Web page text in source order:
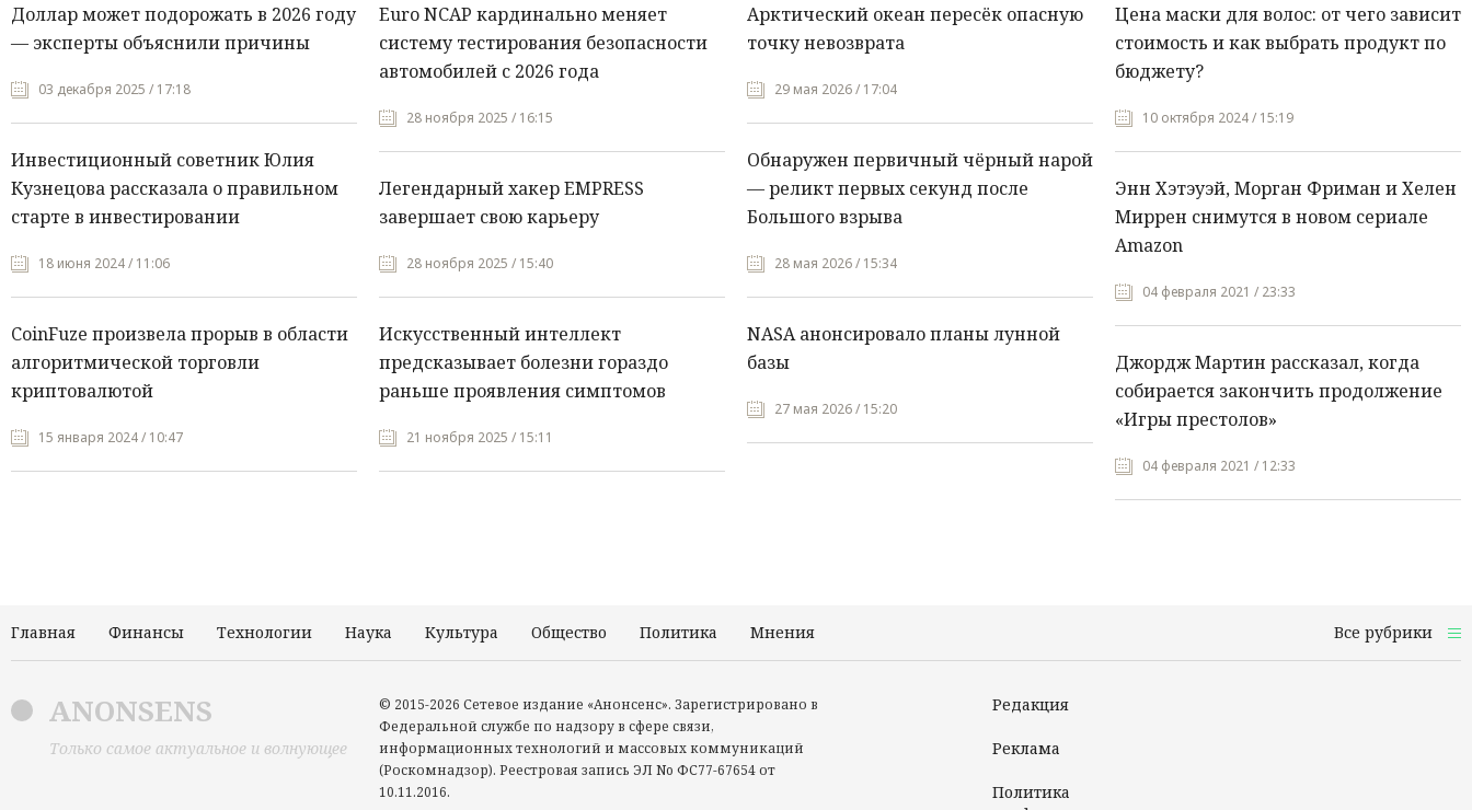
Доллар может подорожать в 2026 году
— эксперты объяснили причины
03 декабря 2025 / 17:18
Инвестиционный советник Юлия
Кузнецова рассказала о правильном
старте в инвестировании
18 июня 2024 / 11:06
CoinFuze произвела прорыв в области
алгоритмической торговли
криптовалютой
15 января 2024 / 10:47
Euro NCAP кардинально меняет
систему тестирования безопасности
автомобилей с 2026 года
28 ноября 2025 / 16:15
Легендарный хакер EMPRESS
завершает свою карьеру
28 ноября 2025 / 15:40
Искусственный интеллект
предсказывает болезни гораздо
раньше проявления симптомов
21 ноября 2025 / 15:11
Арктический океан пересёк опасную
точку невозврата
29 мая 2026 / 17:04
Обнаружен первичный чёрный нарой
— реликт первых секунд после
Большого взрыва
28 мая 2026 / 15:34
NASA анонсировало планы лунной
базы
27 мая 2026 / 15:20
Цена маски для волос: от чего зависит
стоимость и как выбрать продукт по
бюджету?
10 октября 2024 / 15:19
Энн Хэтэуэй, Морган Фриман и Хелен
Миррен снимутся в новом сериале
Amazon
04 февраля 2021 / 23:33
Джордж Мартин рассказал, когда
собирается закончить продолжение
«Игры престолов»
04 февраля 2021 / 12:33
Главная Финансы Технологии Наука Культура Общество Политика Мнения Все рубрики
ANONSENS
Только самое актуальное и волнующее
© 2015-2026 Сетевое издание «Анонсенс». Зарегистрировано в
Федеральной службе по надзору в сфере связи,
информационных технологий и массовых коммуникаций
(Роскомнадзор). Реестровая запись ЭЛ No ФС77-67654 от
10.11.2016.
Редакция
Реклама
Политика